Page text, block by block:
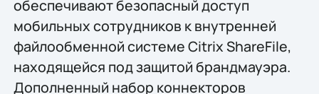
обеспечивают безопасный доступ
мобильных сотрудников к внутренней
файлообменной системе Citrix ShareFile,
находящейся под защитой брандмауэра.
Дополненный набор коннекторов